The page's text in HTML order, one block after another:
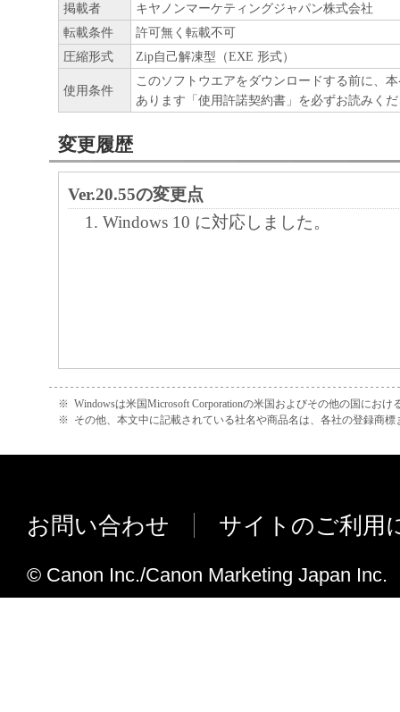
２．制限
(1) お客様は、再使用許諾、譲渡、販売、
くは貸与その他の方法により、第三者に「
ア」を使用させることはできません。
(2) お客様は、「本ソフトウエア」の全部
正、改変、逆コンパイル、逆アセンブル、
エンジニアリング等することはできません
このような行為をさせてはなりません。
３．帰属
しくは削除してはなりません。
５．保証の否認・免責
(1) 「本ソフトウエア」は、『現状のまま
「本ソフトウエア」に関して、商品性およ
たるとを問わず一切しないものとします。
掲載者
キヤノンマーケティングジャパン株式会社
転載条件
許可無く転載不可
圧縮形式
Zip自己解凍型（EXE 形式）
使用条件
このソフトウエアをダウンロードする前に、
あります「使用許諾契約書」を必ずお読みく
変更履歴
Ver.20.55の変更点
Windows 10 に対応しました。
※ Windowsは米国Microsoft Corporationの米国およびその他の国におけ
※ その他、本文中に記載されている社名や商品名は、各社の登録商標
お問い合わせ サイトのご利用
© Canon Inc./Canon Marketing Japan Inc.